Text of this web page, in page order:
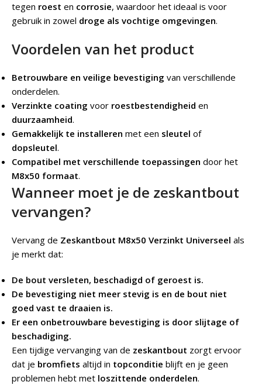
tegen roest en corrosie, waardoor het ideaal is voor
gebruik in zowel droge als vochtige omgevingen.
Voordelen van het product
Betrouwbare en veilige bevestiging van verschillende
onderdelen.
Verzinkte coating voor roestbestendigheid en
duurzaamheid.
Gemakkelijk te installeren met een sleutel of
dopsleutel.
Compatibel met verschillende toepassingen door het
M8x50 formaat.
Wanneer moet je de zeskantbout
vervangen?
Vervang de Zeskantbout M8x50 Verzinkt Universeel als
je merkt dat:
De bout versleten, beschadigd of geroest is.
De bevestiging niet meer stevig is en de bout niet
goed vast te draaien is.
Er een onbetrouwbare bevestiging is door slijtage of
beschadiging.
Een tijdige vervanging van de zeskantbout zorgt ervoor
dat je bromfiets altijd in topconditie blijft en je geen
problemen hebt met loszittende onderdelen.